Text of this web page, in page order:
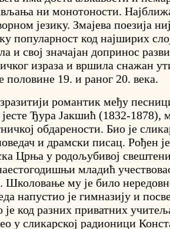
ни монотоности.
језику. Змајева поезија
популарност код најширих
и свој значајан допринос
израза и вршила снажан
половине 19. и раног 20. века.
романтик међу
јесте Ђура Јакшић (1832-1878),
обдарености. Био је
и драмски писац. Рођен
Црња у родољубивој
младић
Школовање му је било
напустио је гимназију и
код разних приватних
у сликарској радионици